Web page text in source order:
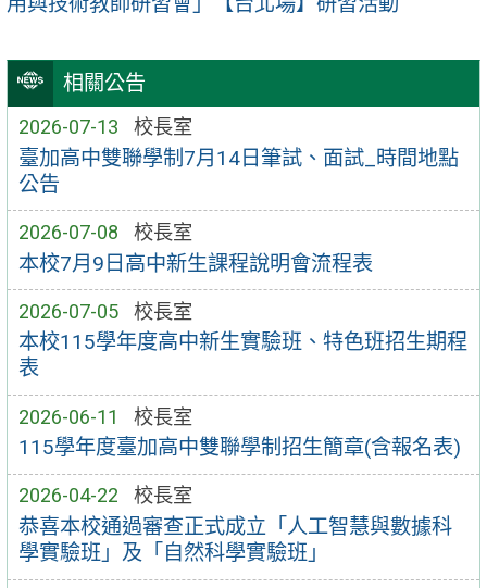
相關公告
2026-07-13 校長室
臺加高中雙聯學制7月14日筆試、面試_時間地點
公告
2026-07-08 校長室
本校7月9日高中新生課程說明會流程表
2026-07-05 校長室
本校115學年度高中新生實驗班、特色班招生期程
表
2026-06-11 校長室
115學年度臺加高中雙聯學制招生簡章(含報名表)
2026-04-22 校長室
恭喜本校通過審查正式成立「人工智慧與數據科
學實驗班」及「自然科學實驗班」